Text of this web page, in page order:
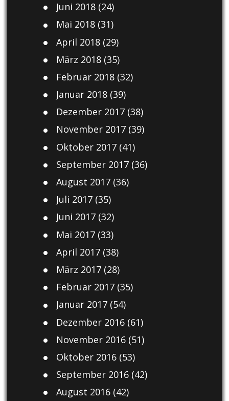
Juni 2018(24)
Mai 2018(31)
April 2018(29)
März 2018(35)
Februar 2018(32)
Januar 2018(39)
Dezember 2017(38)
November 2017(39)
Oktober 2017(41)
September 2017(36)
August 2017(36)
Juli 2017(35)
Juni 2017(32)
Mai 2017(33)
April 2017(38)
März 2017(28)
Februar 2017(35)
Januar 2017(54)
Dezember 2016(61)
November 2016(51)
Oktober 2016(53)
September 2016(42)
August 2016(42)